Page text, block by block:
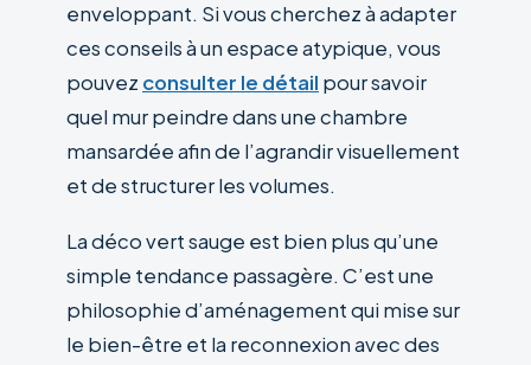
enveloppant. Si vous cherchez à adapter
ces conseils à un espace atypique, vous
pouvez consulter le détail pour savoir
quel mur peindre dans une chambre
mansardée afin de l’agrandir visuellement
et de structurer les volumes.
La déco vert sauge est bien plus qu’une
simple tendance passagère. C’est une
philosophie d’aménagement qui mise sur
le bien-être et la reconnexion avec des